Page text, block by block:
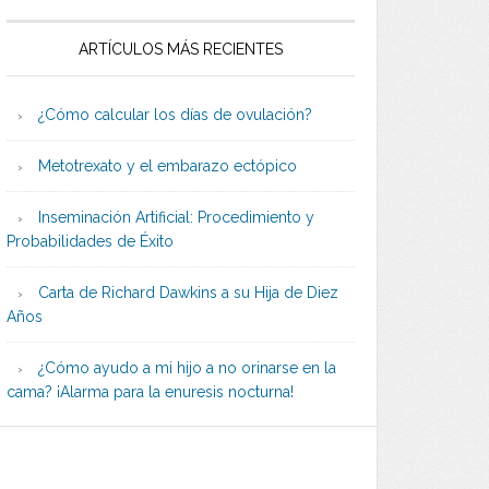
ARTÍCULOS MÁS RECIENTES
¿Cómo calcular los días de ovulación?
Metotrexato y el embarazo ectópico
Inseminación Artificial: Procedimiento y
Probabilidades de Éxito
Carta de Richard Dawkins a su Hija de Diez
Años
¿Cómo ayudo a mi hijo a no orinarse en la
cama? ¡Alarma para la enuresis nocturna!